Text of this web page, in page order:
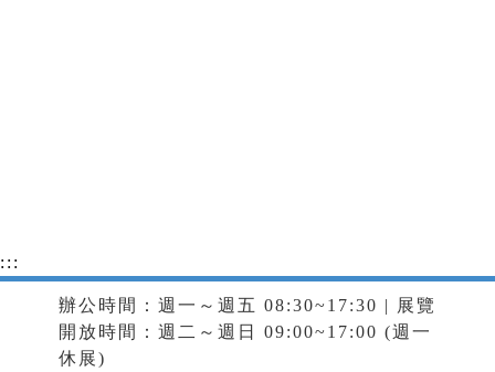
:::
辦公時間：週一～週五 08:30~17:30 | 展覽
開放時間：週二～週日 09:00~17:00 (週一
休展)